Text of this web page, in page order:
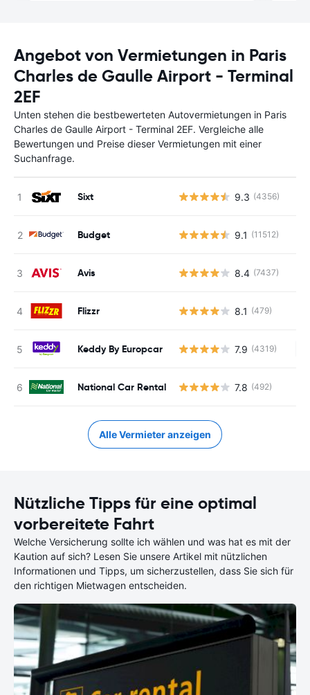
Angebot von Vermietungen in Paris
Charles de Gaulle Airport - Terminal
2EF
Unten stehen die bestbewerteten Autovermietungen in Paris
Charles de Gaulle Airport - Terminal 2EF. Vergleiche alle
Bewertungen und Preise dieser Vermietungen mit einer
Suchanfrage.
Sixt 9.3 (4356)
Budget 9.1 (11512)
Avis 8.4 (7437)
Flizzr 8.1 (479)
Keddy By Europcar 7.9 (4319)
National Car Rental 7.8 (492)
Alle Vermieter anzeigen
Nützliche Tipps für eine optimal
vorbereitete Fahrt
Welche Versicherung sollte ich wählen und was hat es mit der
Kaution auf sich? Lesen Sie unsere Artikel mit nützlichen
Informationen und Tipps, um sicherzustellen, dass Sie sich für
den richtigen Mietwagen entscheiden.